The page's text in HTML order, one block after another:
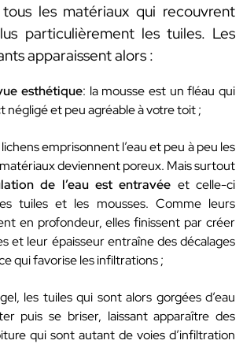
les matériaux qui recouvrent
particulièrement les tuiles. Les
apparaissent alors :
esthétique: la mousse est un fléau qui
négligé et peu agréable à votre toit ;
emprisonnent l’eau et peu à peu les
deviennent poreux. Mais surtout
de l’eau est entravée et celle-ci
tuiles et les mousses. Comme leurs
en profondeur, elles finissent par créer
et leur épaisseur entraîne des décalages
qui favorise les infiltrations ;
les tuiles qui sont alors gorgées d’eau
puis se briser, laissant apparaître des
qui sont autant de voies d’infiltration